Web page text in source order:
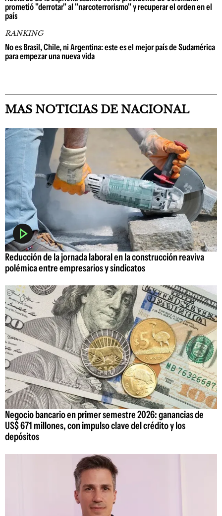
prometió "derrotar" al "narcoterrorismo" y recuperar el orden en el
país
RANKING
No es Brasil, Chile, ni Argentina: este es el mejor país de Sudamérica
para empezar una nueva vida
MAS NOTICIAS DE NACIONAL
Reducción de la jornada laboral en la construcción reaviva
polémica entre empresarios y sindicatos
Negocio bancario en primer semestre 2026: ganancias de
US$ 671 millones, con impulso clave del crédito y los
depósitos